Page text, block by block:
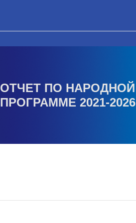
ОТЧЕТ ПО НАРОДНОЙ
ПРОГРАММЕ 2021-2026